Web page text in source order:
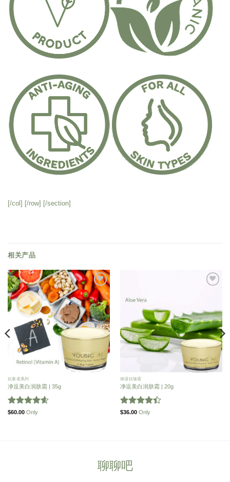
[/col] [/row] [/section]
相关产品
添
加
到
愿
望
清
单
抗衰老系列
净逗美白润肤霜 | 35g
Rated4.56
$60.00Only
愿
望
清
单
保湿抗皱霜
净逗美白润肤霜 | 20g
Rated
$36.00Only
聊聊吧